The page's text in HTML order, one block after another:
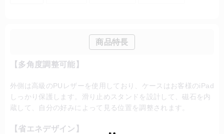
商品特長
【多角度調整可能】
外側は高級のPUレザーを使用しており、ケースはお客様のiPad
しっかり保護します。滑り止めスタンドを設計して、磁石を内
蔵して、自分の好みによって見る位置を調整されます。
【省エネデザイン】